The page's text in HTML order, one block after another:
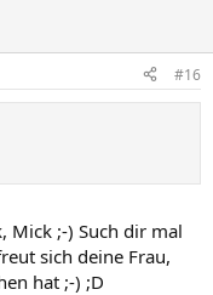
#16
Mick ;-) Such dir mal
sich deine Frau,
hat ;-) ;D